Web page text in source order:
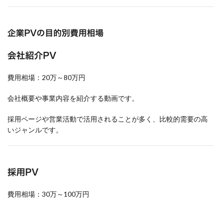
企業PVの目的別費用相場
会社紹介PV
費用相場：20万～80万円
会社概要や事業内容を紹介する動画です。
採用ページや営業活動で活用されることが多く、比較的需要の高
いジャンルです。
採用PV
費用相場：30万～100万円